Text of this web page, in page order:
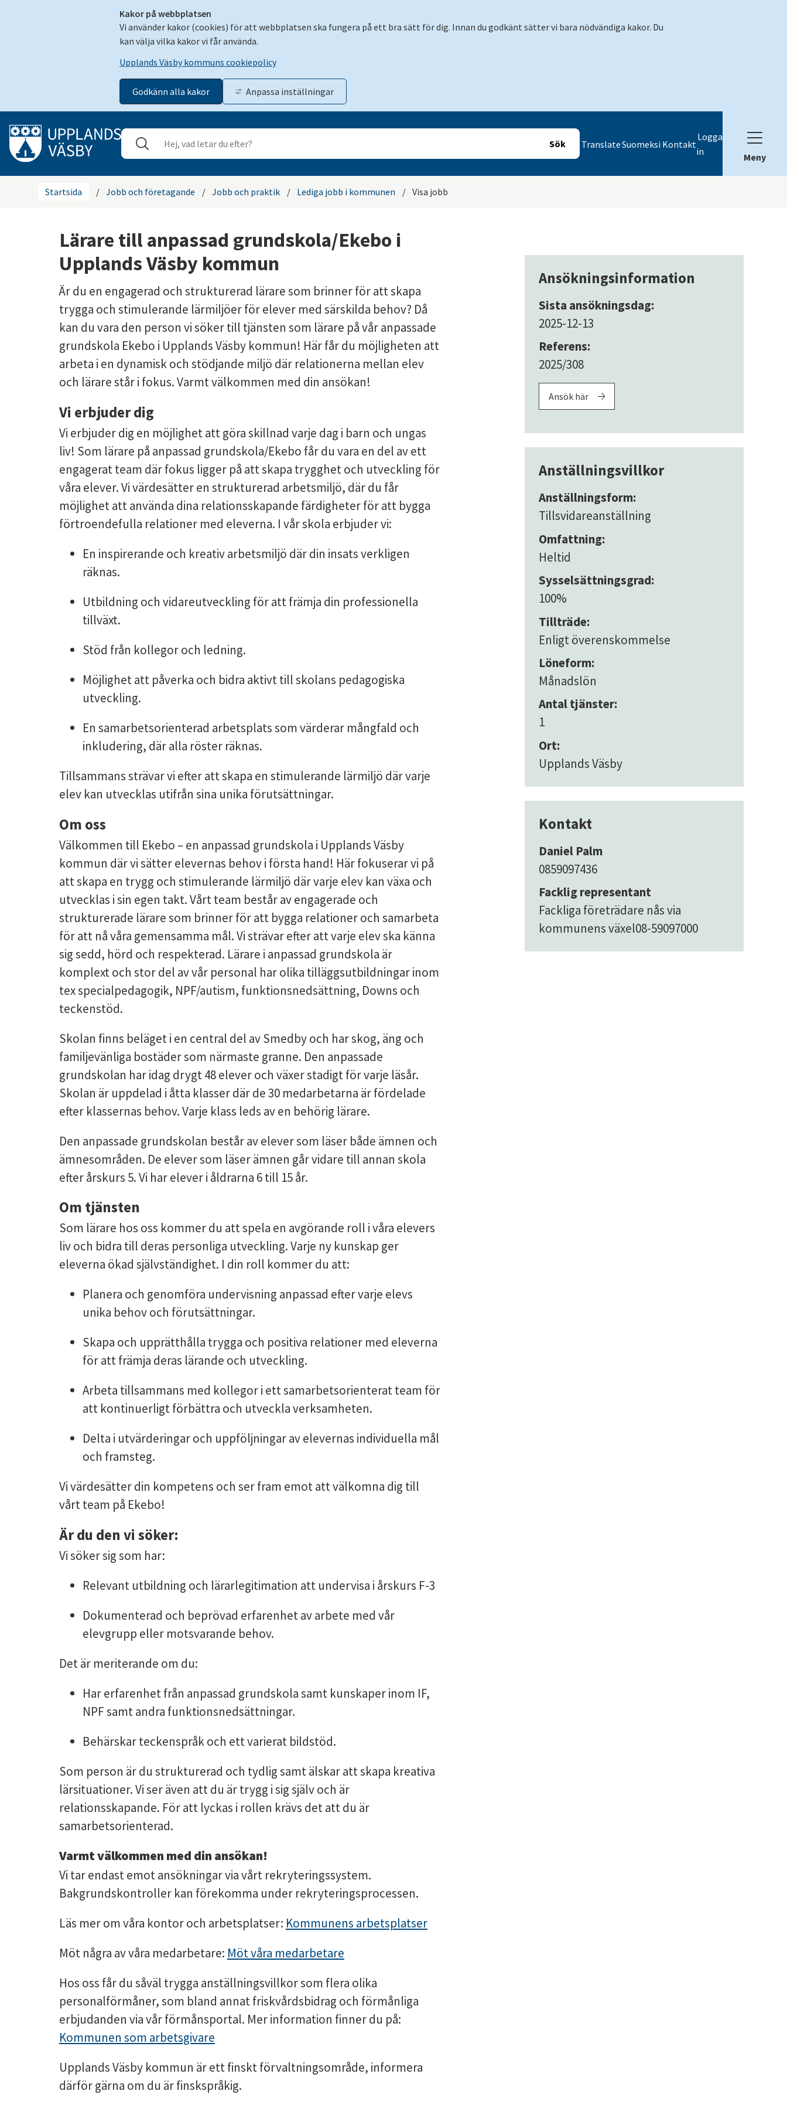
Kakor på webbplatsen
Vi använder kakor (cookies) för att webbplatsen ska fungera på ett bra sätt för dig. Innan du godkänt sätter vi bara nödvändiga kakor. Du
kan välja vilka kakor vi får använda.
Upplands Väsby kommuns cookiepolicy
Godkänn alla kakor Anpassa inställningar
Gå till innehåll
Sök
TranslateSuomeksi Kontakt
Logga
in
Meny
Startsida / Jobb och företagande / Jobb och praktik / Lediga jobb i kommunen / Visa jobb
Lärare till anpassad grundskola/Ekebo i
Upplands Väsby kommun
Är du en engagerad och strukturerad lärare som brinner för att skapa
trygga och stimulerande lärmiljöer för elever med särskilda behov? Då
kan du vara den person vi söker till tjänsten som lärare på vår anpassade
grundskola Ekebo i Upplands Väsby kommun! Här får du möjligheten att
arbeta i en dynamisk och stödjande miljö där relationerna mellan elev
och lärare står i fokus. Varmt välkommen med din ansökan!
Vi erbjuder dig
Vi erbjuder dig en möjlighet att göra skillnad varje dag i barn och ungas
liv! Som lärare på anpassad grundskola/Ekebo får du vara en del av ett
engagerat team där fokus ligger på att skapa trygghet och utveckling för
våra elever. Vi värdesätter en strukturerad arbetsmiljö, där du får
möjlighet att använda dina relationsskapande färdigheter för att bygga
förtroendefulla relationer med eleverna. I vår skola erbjuder vi:
En inspirerande och kreativ arbetsmiljö där din insats verkligen
räknas.
Utbildning och vidareutveckling för att främja din professionella
tillväxt.
Stöd från kollegor och ledning.
Möjlighet att påverka och bidra aktivt till skolans pedagogiska
utveckling.
En samarbetsorienterad arbetsplats som värderar mångfald och
inkludering, där alla röster räknas.
Tillsammans strävar vi efter att skapa en stimulerande lärmiljö där varje
elev kan utvecklas utifrån sina unika förutsättningar.
Om oss
Välkommen till Ekebo – en anpassad grundskola i Upplands Väsby
kommun där vi sätter elevernas behov i första hand! Här fokuserar vi på
att skapa en trygg och stimulerande lärmiljö där varje elev kan växa och
utvecklas i sin egen takt. Vårt team består av engagerade och
strukturerade lärare som brinner för att bygga relationer och samarbeta
för att nå våra gemensamma mål. Vi strävar efter att varje elev ska känna
sig sedd, hörd och respekterad. Lärare i anpassad grundskola är
komplext och stor del av vår personal har olika tilläggsutbildningar inom
tex specialpedagogik, NPF/autism, funktionsnedsättning, Downs och
teckenstöd.
Skolan finns beläget i en central del av Smedby och har skog, äng och
familjevänliga bostäder som närmaste granne. Den anpassade
grundskolan har idag drygt 48 elever och växer stadigt för varje läsår.
Skolan är uppdelad i åtta klasser där de 30 medarbetarna är fördelade
efter klassernas behov. Varje klass leds av en behörig lärare.
Den anpassade grundskolan består av elever som läser både ämnen och
ämnesområden. De elever som läser ämnen går vidare till annan skola
efter årskurs 5. Vi har elever i åldrarna 6 till 15 år.
Om tjänsten
Som lärare hos oss kommer du att spela en avgörande roll i våra elevers
liv och bidra till deras personliga utveckling. Varje ny kunskap ger
eleverna ökad självständighet. I din roll kommer du att:
Planera och genomföra undervisning anpassad efter varje elevs
unika behov och förutsättningar.
Skapa och upprätthålla trygga och positiva relationer med eleverna
för att främja deras lärande och utveckling.
Arbeta tillsammans med kollegor i ett samarbetsorienterat team för
att kontinuerligt förbättra och utveckla verksamheten.
Delta i utvärderingar och uppföljningar av elevernas individuella mål
och framsteg.
Vi värdesätter din kompetens och ser fram emot att välkomna dig till
vårt team på Ekebo!
Är du den vi söker:
Vi söker sig som har:
Relevant utbildning och lärarlegitimation att undervisa i årskurs F-3
Dokumenterad och beprövad erfarenhet av arbete med vår
elevgrupp eller motsvarande behov.
Det är meriterande om du:
Har erfarenhet från anpassad grundskola samt kunskaper inom IF,
NPF samt andra funktionsnedsättningar.
Behärskar teckenspråk och ett varierat bildstöd.
Som person är du strukturerad och tydlig samt älskar att skapa kreativa
lärsituationer. Vi ser även att du är trygg i sig själv och är
relationsskapande. För att lyckas i rollen krävs det att du är
samarbetsorienterad.
Varmt välkommen med din ansökan!
Vi tar endast emot ansökningar via vårt rekryteringssystem.
Bakgrundskontroller kan förekomma under rekryteringsprocessen.
Läs mer om våra kontor och arbetsplatser: Kommunens arbetsplatser
Möt några av våra medarbetare: Möt våra medarbetare
Hos oss får du såväl trygga anställningsvillkor som flera olika
personalförmåner, som bland annat friskvårdsbidrag och förmånliga
erbjudanden via vår förmånsportal. Mer information finner du på:
Kommunen som arbetsgivare
Upplands Väsby kommun är ett finskt förvaltningsområde, informera
därför gärna om du är finskspråkig.
Ansökningsinformation
Sista ansökningsdag:
2025-12-13
Referens:
2025/308
Ansök här
Anställningsvillkor
Anställningsform:
Tillsvidareanställning
Omfattning:
Heltid
Sysselsättningsgrad:
100%
Tillträde:
Enligt överenskommelse
Löneform:
Månadslön
Antal tjänster:
1
Ort:
Upplands Väsby
Kontakt
Daniel Palm
0859097436
Facklig representant
Fackliga företrädare nås via
kommunens växel08-59097000